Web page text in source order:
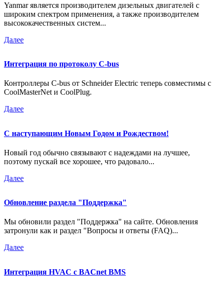
Yanmar является производителем дизельных двигателей с
широким спектром применения, а также производителем
высококачественных систем...
Далее
Интеграция по протоколу C-bus
Контроллеры C-bus от Schneider Electric теперь совместимы с
CoolMasterNet и CoolPlug.
Далее
С наступающим Новым Годом и Рождеством!
Новый год обычно связывают с надеждами на лучшее,
поэтому пускай все хорошее, что радовало...
Далее
Обновление раздела "Поддержка"
Мы обновили раздел "Поддержка" на сайте. Обновления
затронули как и раздел "Вопросы и ответы (FAQ)...
Далее
Интеграция HVAC с BACnet BMS